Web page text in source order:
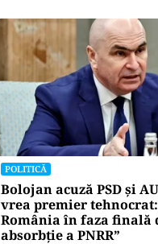
POLITICĂ
Bolojan acuză PSD și
vrea premier
România în faza finală
absorbţie a PNRR”